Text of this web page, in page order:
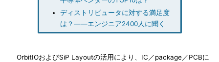
ディストリビュータに対する満足度
は？――エンジニア2400人に聞く
OrbitIOおよびSiP Layoutの活用により、IC／package／PCBに